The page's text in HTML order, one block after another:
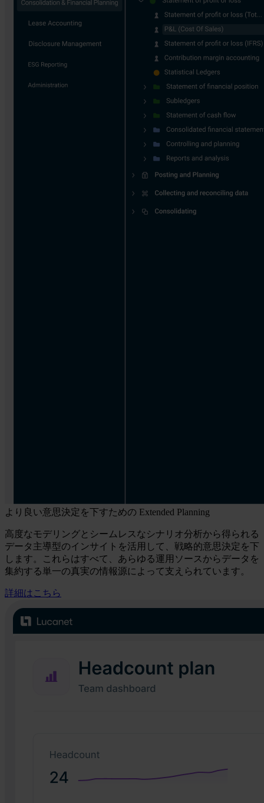
より良い意思決定を下すための Extended Planning
高度なモデリングとシームレスなシナリオ分析から得られる
データ主導型のインサイトを活用して、戦略的意思決定を下
します。これらはすべて、あらゆる運用ソースからデータを
集約する単一の真実の情報源によって支えられています。
詳細はこちら